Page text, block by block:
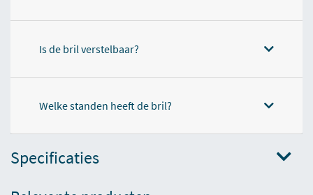
Is de bril verstelbaar?
Welke standen heeft de bril?
Specificaties